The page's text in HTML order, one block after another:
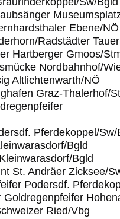
Ebene/NÖ
Radstädter
Hartberger Gmoos/
Nordbahnhof/
Altlichtenwarth/NÖ
Graz-Thalerhof/
Pferdekoppel/Sw/
Bgld
Bgld
St. Andräer Zicksee/
Podersdf.
Ried/Vbg